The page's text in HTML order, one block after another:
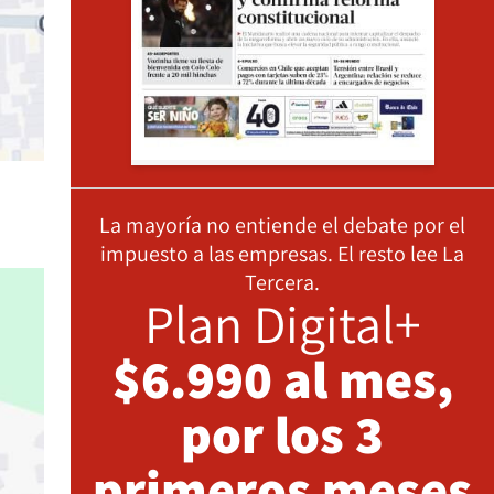
La mayoría no entiende el debate por el
impuesto a las empresas. El resto lee La
Tercera.
Plan Digital+
$6.990 al mes,
por los 3